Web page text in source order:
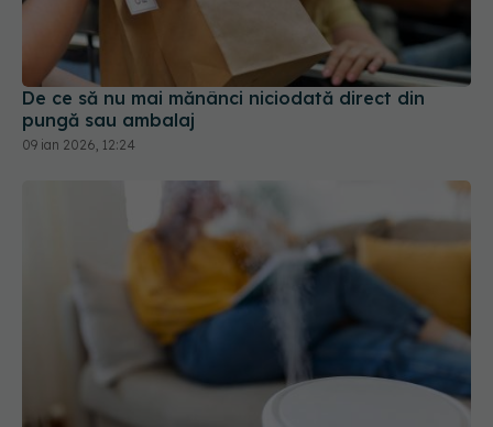
De ce să nu mai mănânci niciodată direct din
pungă sau ambalaj
09 ian 2026, 12:24
Umidificatorul: 5 beneficii reale și când merită să-l
folosești